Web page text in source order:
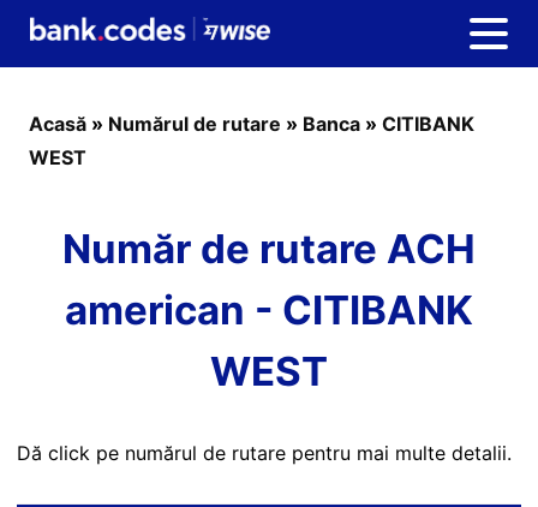
Acasă » Numărul de rutare » Banca » CITIBANK
WEST
Număr de rutare ACH
american - CITIBANK
WEST
Dă click pe numărul de rutare pentru mai multe detalii.